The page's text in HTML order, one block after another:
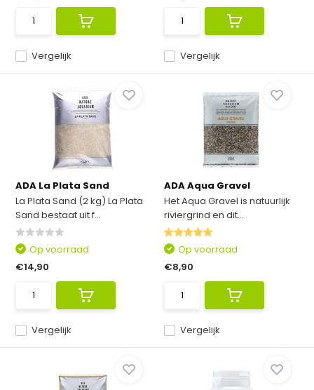
Vergelijk Vergelijk
ADA La Plata Sand
La Plata Sand (2 kg) La Plata
Sand bestaat uit f...
Vergelijk
Op voorraad
€14,90
ADA Aqua Gravel
Het Aqua Gravel is natuurlijk
riviergrind en dit...
Vergelijk
Op voorraad
€8,90